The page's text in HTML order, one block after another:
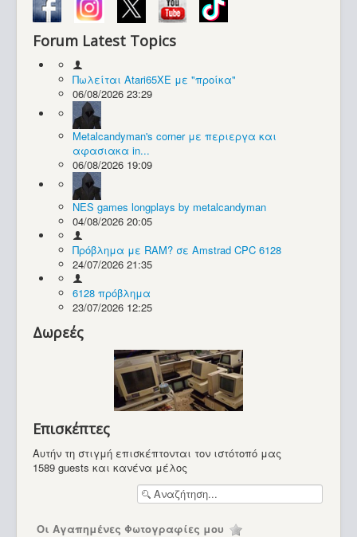
Συλλογές / Projects
Υπολογιστές
Forum Latest Topics
Πωλείται Atari65XE με "προίκα"
06/08/2026 23:29
Metalcandyman's corner με περιεργα και
αφασιακα in...
06/08/2026 19:09
NES games longplays by metalcandyman
04/08/2026 20:05
Πρόβλημα με RAM? σε Amstrad CPC 6128
24/07/2026 21:35
6128 πρόβλημα
23/07/2026 12:25
Δωρεές
Επισκέπτες
Αυτήν τη στιγμή επισκέπτονται τον ιστότοπό μας
1589 guests και κανένα μέλος
Οι Αγαπημένες Φωτογραφίες μου